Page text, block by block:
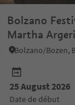
Bolzano
Martha
Zilberstein
25 August 2026
date de début